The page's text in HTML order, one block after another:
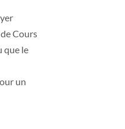
Cours
que le
un